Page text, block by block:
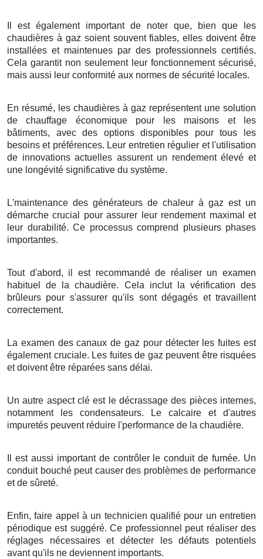
Il est également important de noter que, bien que les
chaudières à gaz soient souvent fiables, elles doivent être
installées et maintenues par des professionnels certifiés.
Cela garantit non seulement leur fonctionnement sécurisé,
mais aussi leur conformité aux normes de sécurité locales.
En résumé, les chaudières à gaz représentent une solution
de chauffage économique pour les maisons et les
bâtiments, avec des options disponibles pour tous les
besoins et préférences. Leur entretien régulier et l'utilisation
de innovations actuelles assurent un rendement élevé et
une longévité significative du système.
L'maintenance des générateurs de chaleur à gaz est un
démarche crucial pour assurer leur rendement maximal et
leur durabilité. Ce processus comprend plusieurs phases
importantes.
Tout d'abord, il est recommandé de réaliser un examen
habituel de la chaudière. Cela inclut la vérification des
brûleurs pour s'assurer qu'ils sont dégagés et travaillent
correctement.
La examen des canaux de gaz pour détecter les fuites est
également cruciale. Les fuites de gaz peuvent être risquées
et doivent être réparées sans délai.
Un autre aspect clé est le décrassage des pièces internes,
notamment les condensateurs. Le calcaire et d'autres
impuretés peuvent réduire l'performance de la chaudière.
Il est aussi important de contrôler le conduit de fumée. Un
conduit bouché peut causer des problèmes de performance
et de sûreté.
Enfin, faire appel à un technicien qualifié pour un entretien
périodique est suggéré. Ce professionnel peut réaliser des
réglages nécessaires et détecter les défauts potentiels
avant qu'ils ne deviennent importants.